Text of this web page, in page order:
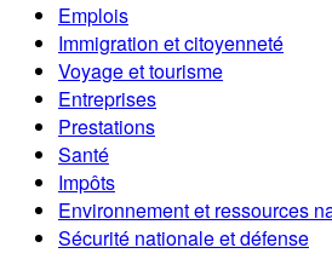
Emplois
Immigration et citoyenneté
Voyage et tourisme
Entreprises
Prestations
Santé
Impôts
Environnement et ressources
Sécurité nationale et défense